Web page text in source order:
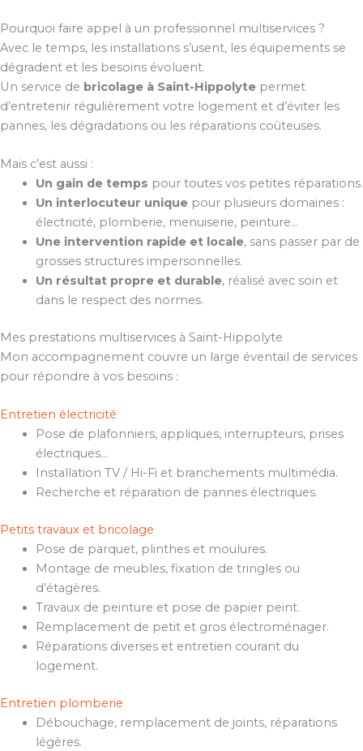
Pourquoi faire appel à un professionnel multiservices ?
Avec le temps, les installations s’usent, les équipements se
dégradent et les besoins évoluent.
Un service de bricolage à Saint-Hippolyte permet
d’entretenir régulièrement votre logement et d’éviter les
pannes, les dégradations ou les réparations coûteuses.
Mais c’est aussi :
Un gain de temps pour toutes vos petites réparations.
Un interlocuteur uniquepour plusieurs domaines :
électricité, plomberie, menuiserie, peinture…
Une intervention rapide et locale, sans passer par de
grosses structures impersonnelles.
Un résultat propre et durable, réalisé avec soin et
dans le respect des normes.
Mes prestations multiservices à Saint-Hippolyte
Mon accompagnement couvre un large éventail de services
pour répondre à vos besoins :
Entretien électricité
Pose de plafonniers, appliques, interrupteurs, prises
électriques…
Installation TV / Hi-Fi et branchements multimédia.
Recherche et réparation de pannes électriques.
Petits travaux et bricolage
Pose de parquet, plinthes et moulures.
Montage de meubles, fixation de tringles ou
d’étagères.
Travaux de peinture et pose de papier peint.
Remplacement de petit et gros électroménager.
Réparations diverses et entretien courant du
logement.
Entretien plomberie
Débouchage, remplacement de joints, réparations
légères.